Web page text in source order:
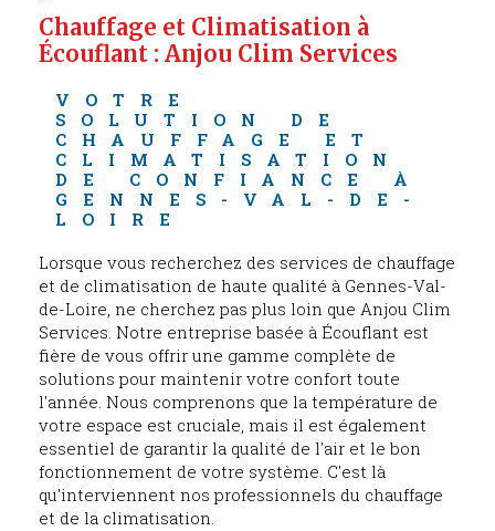
Chauffage et Climatisation à
Écouflant : Anjou Clim Services
VOTRE
SOLUTION DE
CHAUFFAGE ET
CLIMATISATION
DE CONFIANCE À
GENNES-VAL-DE-
LOIRE
Lorsque vous recherchez des services de chauffage
et de climatisation de haute qualité à Gennes-Val-
de-Loire, ne cherchez pas plus loin que Anjou Clim
Services. Notre entreprise basée à Écouflant est
fière de vous offrir une gamme complète de
solutions pour maintenir votre confort toute
l'année. Nous comprenons que la température de
votre espace est cruciale, mais il est également
essentiel de garantir la qualité de l'air et le bon
fonctionnement de votre système. C'est là
qu'interviennent nos professionnels du chauffage
et de la climatisation.